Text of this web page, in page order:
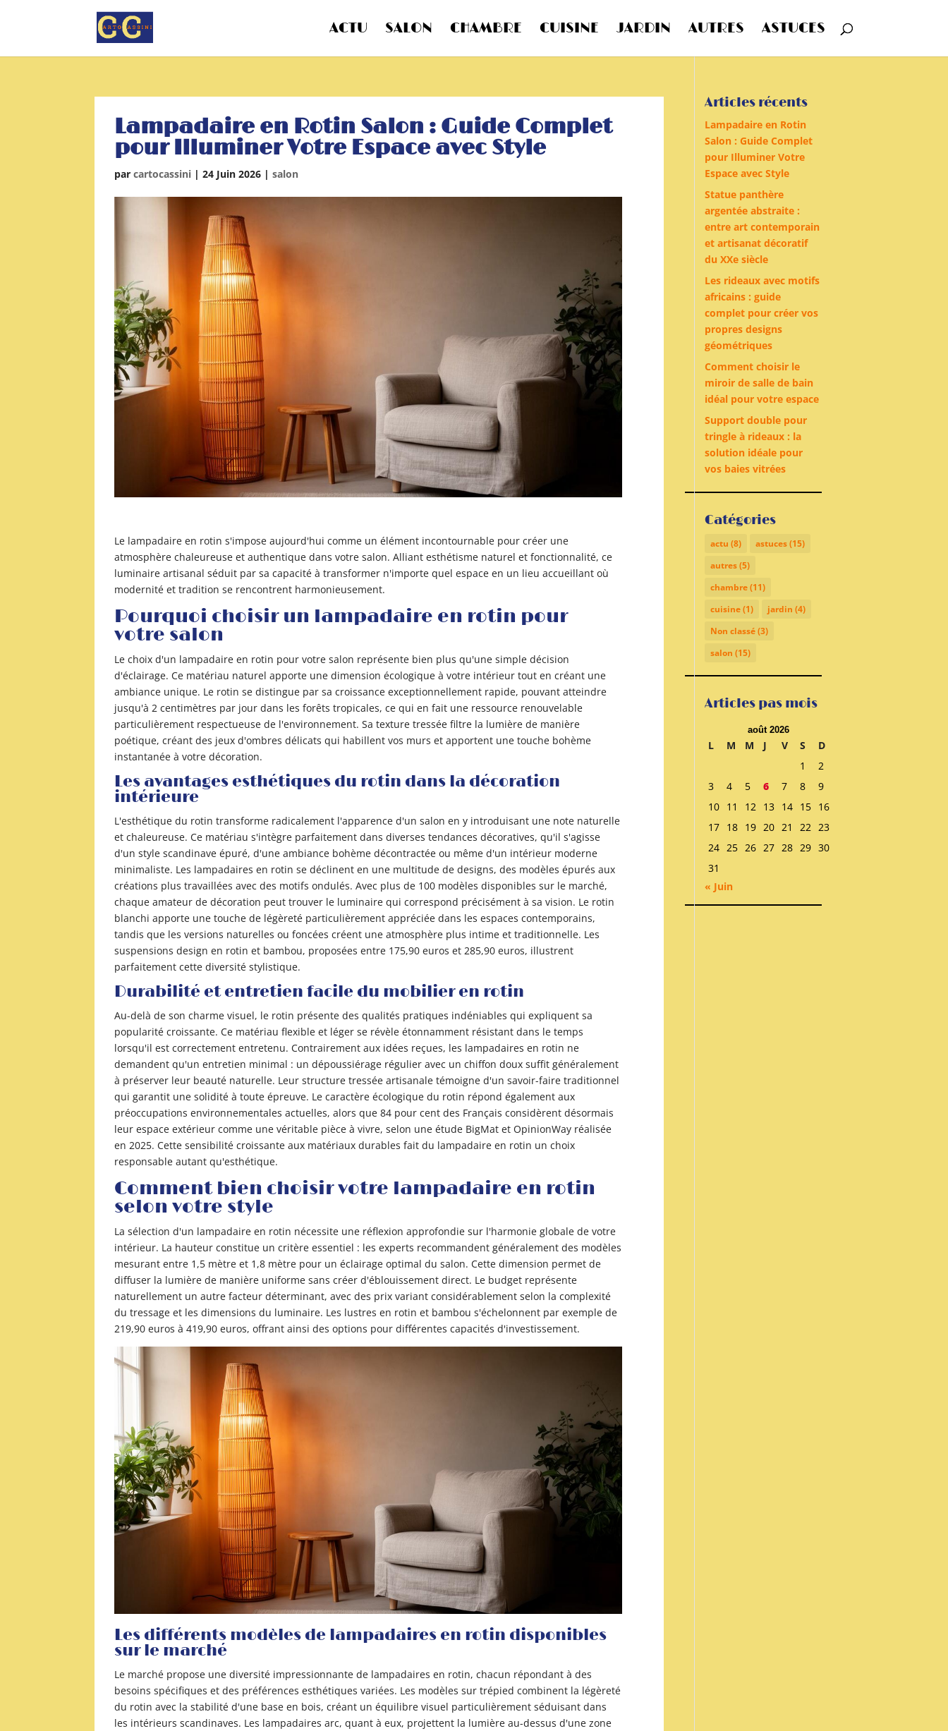
ACTU SALON CHAMBRE CUISINE JARDIN AUTRES ASTUCES
Lampadaire en Rotin Salon : Guide Complet
pour Illuminer Votre Espace avec Style
parcartocassini |24 Juin 2026 |salon
Le lampadaire en rotin s'impose aujourd'hui comme un élément incontournable pour créer une
atmosphère chaleureuse et authentique dans votre salon. Alliant esthétisme naturel et fonctionnalité, ce
luminaire artisanal séduit par sa capacité à transformer n'importe quel espace en un lieu accueillant où
modernité et tradition se rencontrent harmonieusement.
Pourquoi choisir un lampadaire en rotin pour
votre salon
Le choix d'un lampadaire en rotin pour votre salon représente bien plus qu'une simple décision
d'éclairage. Ce matériau naturel apporte une dimension écologique à votre intérieur tout en créant une
ambiance unique. Le rotin se distingue par sa croissance exceptionnellement rapide, pouvant atteindre
jusqu'à 2 centimètres par jour dans les forêts tropicales, ce qui en fait une ressource renouvelable
particulièrement respectueuse de l'environnement. Sa texture tressée filtre la lumière de manière
poétique, créant des jeux d'ombres délicats qui habillent vos murs et apportent une touche bohème
instantanée à votre décoration.
Les avantages esthétiques du rotin dans la décoration
intérieure
L'esthétique du rotin transforme radicalement l'apparence d'un salon en y introduisant une note naturelle
et chaleureuse. Ce matériau s'intègre parfaitement dans diverses tendances décoratives, qu'il s'agisse
d'un style scandinave épuré, d'une ambiance bohème décontractée ou même d'un intérieur moderne
minimaliste. Les lampadaires en rotin se déclinent en une multitude de designs, des modèles épurés aux
créations plus travaillées avec des motifs ondulés. Avec plus de 100 modèles disponibles sur le marché,
chaque amateur de décoration peut trouver le luminaire qui correspond précisément à sa vision. Le rotin
blanchi apporte une touche de légèreté particulièrement appréciée dans les espaces contemporains,
tandis que les versions naturelles ou foncées créent une atmosphère plus intime et traditionnelle. Les
suspensions design en rotin et bambou, proposées entre 175,90 euros et 285,90 euros, illustrent
parfaitement cette diversité stylistique.
Durabilité et entretien facile du mobilier en rotin
Au-delà de son charme visuel, le rotin présente des qualités pratiques indéniables qui expliquent sa
popularité croissante. Ce matériau flexible et léger se révèle étonnamment résistant dans le temps
lorsqu'il est correctement entretenu. Contrairement aux idées reçues, les lampadaires en rotin ne
demandent qu'un entretien minimal : un dépoussiérage régulier avec un chiffon doux suffit généralement
à préserver leur beauté naturelle. Leur structure tressée artisanale témoigne d'un savoir-faire traditionnel
qui garantit une solidité à toute épreuve. Le caractère écologique du rotin répond également aux
préoccupations environnementales actuelles, alors que 84 pour cent des Français considèrent désormais
leur espace extérieur comme une véritable pièce à vivre, selon une étude BigMat et OpinionWay réalisée
en 2025. Cette sensibilité croissante aux matériaux durables fait du lampadaire en rotin un choix
responsable autant qu'esthétique.
Comment bien choisir votre lampadaire en rotin
selon votre style
La sélection d'un lampadaire en rotin nécessite une réflexion approfondie sur l'harmonie globale de votre
intérieur. La hauteur constitue un critère essentiel : les experts recommandent généralement des modèles
mesurant entre 1,5 mètre et 1,8 mètre pour un éclairage optimal du salon. Cette dimension permet de
diffuser la lumière de manière uniforme sans créer d'éblouissement direct. Le budget représente
naturellement un autre facteur déterminant, avec des prix variant considérablement selon la complexité
du tressage et les dimensions du luminaire. Les lustres en rotin et bambou s'échelonnent par exemple de
219,90 euros à 419,90 euros, offrant ainsi des options pour différentes capacités d'investissement.
Les différents modèles de lampadaires en rotin disponibles
sur le marché
Le marché propose une diversité impressionnante de lampadaires en rotin, chacun répondant à des
besoins spécifiques et des préférences esthétiques variées. Les modèles sur trépied combinent la légèreté
du rotin avec la stabilité d'une base en bois, créant un équilibre visuel particulièrement séduisant dans
les intérieurs scandinaves. Les lampadaires arc, quant à eux, projettent la lumière au-dessus d'une zone
Articles récents
Lampadaire en Rotin
Salon : Guide Complet
pour Illuminer Votre
Espace avec Style
Statue panthère
argentée abstraite :
entre art contemporain
et artisanat décoratif
du XXe siècle
Les rideaux avec motifs
africains : guide
complet pour créer vos
propres designs
géométriques
Comment choisir le
miroir de salle de bain
idéal pour votre espace
Support double pour
tringle à rideaux : la
solution idéale pour
vos baies vitrées
Catégories
actu (8) astuces(15)
autres(5)
chambre(11)
cuisine(1) jardin (4)
Non classé(3)
salon (15)
Articles pas mois
août 2026
L M M J V S
D
1
2
3
4 5 6 7 8
9
10 11 12 13 14 15 16
17 18 19 20 21 22 23
24 25 26 27 28 29 30
31
« Juin